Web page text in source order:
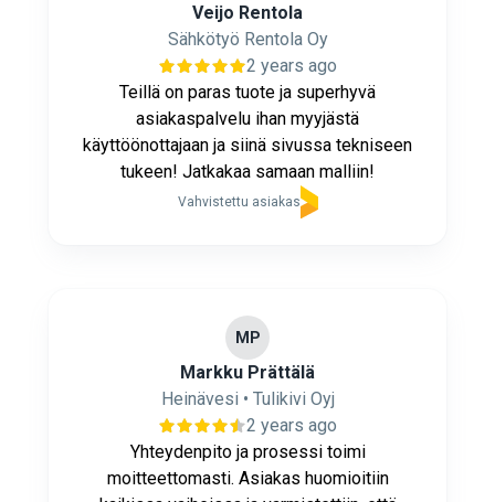
Veijo Rentola
Sähkötyö Rentola Oy
2 years ago
Teillä on paras tuote ja superhyvä
asiakaspalvelu ihan myyjästä
käyttöönottajaan ja siinä sivussa tekniseen
tukeen! Jatkakaa samaan malliin!
Vahvistettu asiakas
MP
Markku Prättälä
Heinävesi • Tulikivi Oyj
2 years ago
Yhteydenpito ja prosessi toimi
moitteettomasti. Asiakas huomioitiin